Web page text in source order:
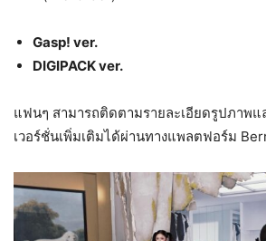
Gasp! ver.
DIGIPACK ver.
แฟนๆ สามารถติดตามรายละเอียดรูปภาพ
เวอร์ชั่นเพิ่มเติมได้ผ่านทางแพลตฟอร์ม